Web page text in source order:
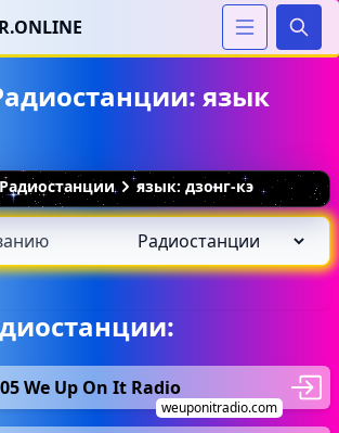
язык
Радиостанции язык: дзонг-кэ
We Up On It Radio
weuponitradio.com